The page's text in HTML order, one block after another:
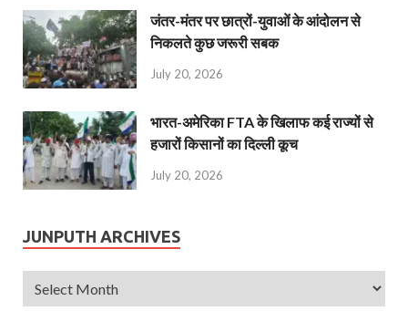
जंतर-मंतर पर छात्रों-युवाओं के आंदोलन से
निकलते कुछ जरूरी सबक
July 20, 2026
भारत-अमेरिका FTA के खिलाफ कई राज्यों से
हजारों किसानों का दिल्ली कूच
July 20, 2026
JUNPUTH ARCHIVES